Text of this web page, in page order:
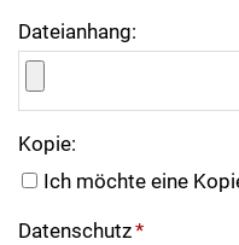
Dateianhang:
Kopie:
Ich möchte eine
Datenschutz*